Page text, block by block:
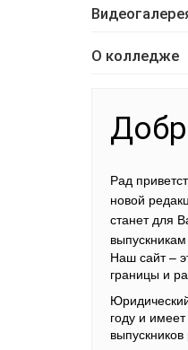
О колледже
Рад
новой
станет для
Наш сайт –
границы и
году и